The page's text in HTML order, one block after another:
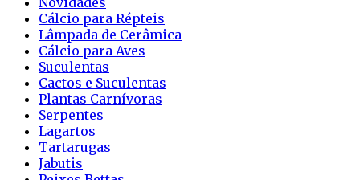
Cálcio para Répteis
Lâmpada de Cerâmica
Cálcio para Aves
Suculentas
Cactos e Suculentas
Plantas Carnívoras
Serpentes
Lagartos
Tartarugas
Jabutis